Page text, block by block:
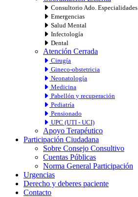
Consultorio Ado. Especialidades
Emergencias
Salud Mental
Infectología
Dental
Atención Cerrada
Cirugía
Gineco-obstetricia
Neonatología
Medicina
Pabellón y recuperación
Pediatría
Pensionado
UPC (UTI - UCI)
Apoyo Terapéutico
Participación Ciudadana
Sobre Consejo Consultivo
Cuentas Públicas
Norma General Participación
Urgencias
Derecho y deberes paciente
Contacto